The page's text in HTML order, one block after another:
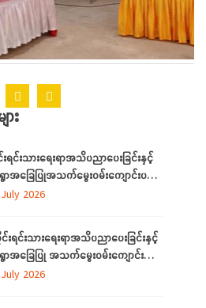
း
ရင်းသားရေးရာအသိပညာပေးခြင်းနှင့်
ာအခြေပြုအသက်မွေးဝမ်းကျောင်းပညာ
ချက်တို့ကို ဆန်းစစ်စီမံခြင်းအစီအစဉ်
2026
းရင်းသားရေးရာအသိပညာပေးခြင်းနှင့်
ာအခြေပြု အသက်မွေးဝမ်းကျောင်း
လိုအပ်ချက် ဆန်းစစ်စီမံခြင်း
2026